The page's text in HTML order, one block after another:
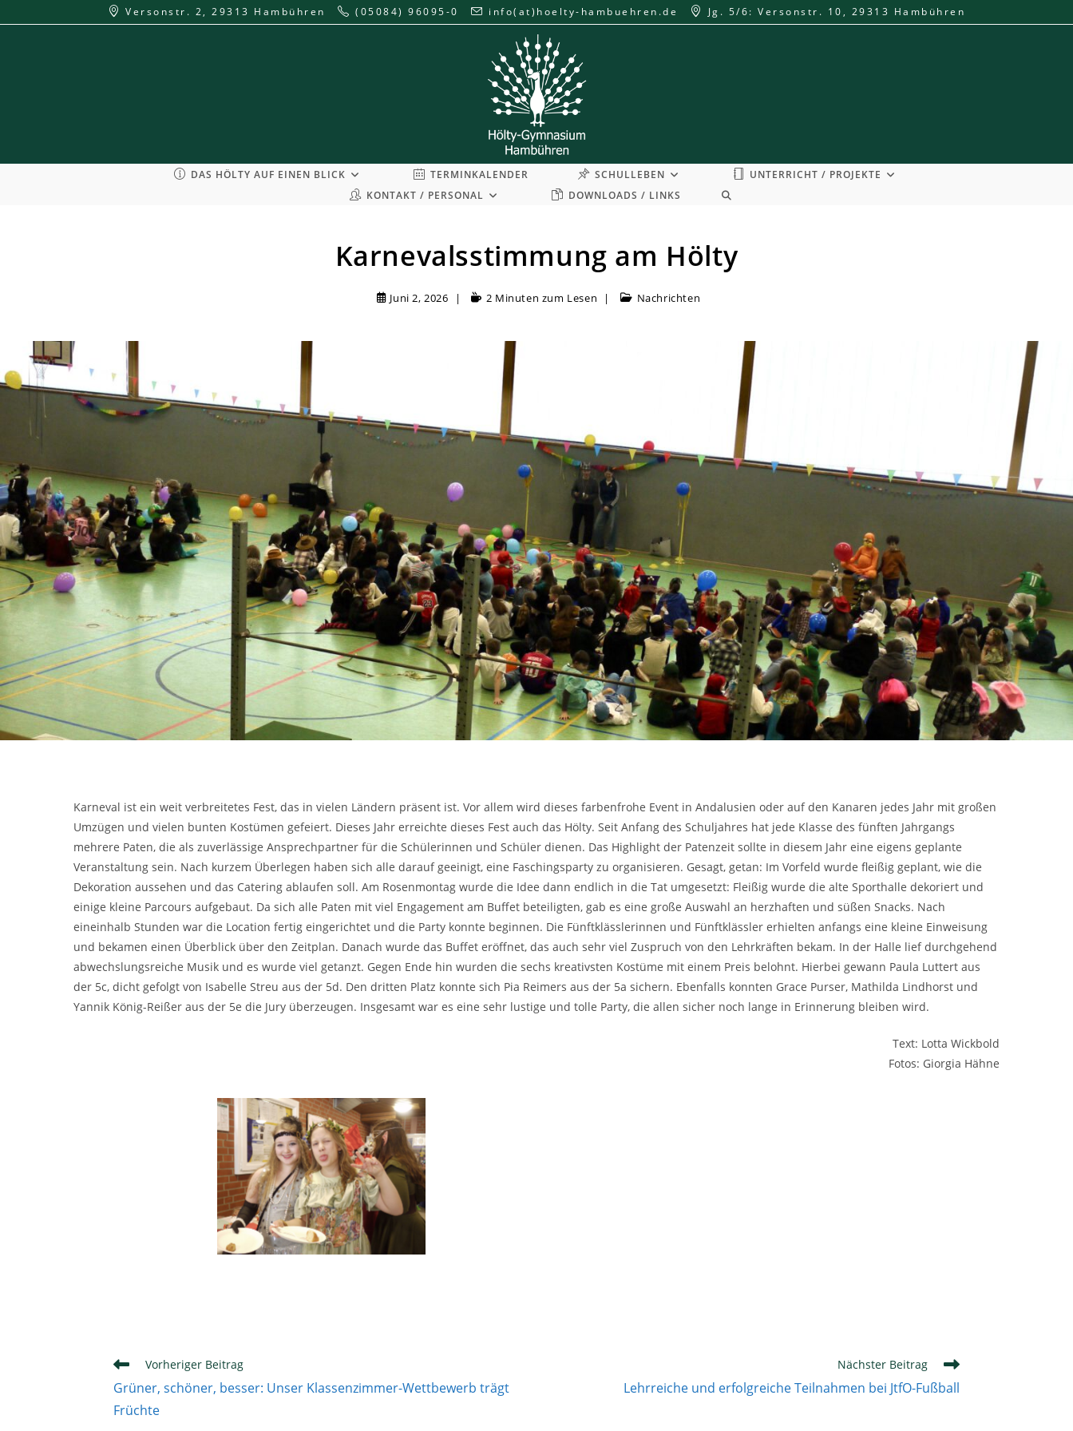
Inhalt
Versonstr. 2, 29313 Hambühren (05084) 96095-0 info(at)hoelty-hambuehren.de Jg. 5/6: Versonstr. 10, 29313 Hambühren
DAS HÖLTY AUF EINEN BLICK TERMINKALENDER SCHULLEBEN
UNTERRICHT / PROJEKTE
KONTAKT / PERSONAL
DOWNLOADS / LINKS
WEBSITE-
Karnevalsstimmung am Hölty
Juni 2, 2026 2 Minuten zum Lesen Nachrichten
Karneval ist ein weit verbreitetes Fest, das in vielen Ländern präsent ist. Vor allem wird dieses farbenfrohe Event in Andalusien oder auf den Kanaren jedes Jahr mit großen
Umzügen und vielen bunten Kostümen gefeiert. Dieses Jahr erreichte dieses Fest auch das Hölty. Seit Anfang des Schuljahres hat jede Klasse des fünften Jahrgangs
mehrere Paten, die als zuverlässige Ansprechpartner für die Schülerinnen und Schüler dienen. Das Highlight der Patenzeit sollte in diesem Jahr eine eigens geplante
Veranstaltung sein. Nach kurzem Überlegen haben sich alle darauf geeinigt, eine Faschingsparty zu organisieren. Gesagt, getan: Im Vorfeld wurde fleißig geplant, wie die
Dekoration aussehen und das Catering ablaufen soll. Am Rosenmontag wurde die Idee dann endlich in die Tat umgesetzt: Fleißig wurde die alte Sporthalle dekoriert und
einige kleine Parcours aufgebaut. Da sich alle Paten mit viel Engagement am Buffet beteiligten, gab es eine große Auswahl an herzhaften und süßen Snacks. Nach
eineinhalb Stunden war die Location fertig eingerichtet und die Party konnte beginnen. Die Fünftklässlerinnen und Fünftklässler erhielten anfangs eine kleine Einweisung
und bekamen einen Überblick über den Zeitplan. Danach wurde das Buffet eröffnet, das auch sehr viel Zuspruch von den Lehrkräften bekam. In der Halle lief durchgehend
abwechslungsreiche Musik und es wurde viel getanzt. Gegen Ende hin wurden die sechs kreativsten Kostüme mit einem Preis belohnt. Hierbei gewann Paula Luttert aus
der 5c, dicht gefolgt von Isabelle Streu aus der 5d. Den dritten Platz konnte sich Pia Reimers aus der 5a sichern. Ebenfalls konnten Grace Purser, Mathilda Lindhorst und
Yannik König-Reißer aus der 5e die Jury überzeugen. Insgesamt war es eine sehr lustige und tolle Party, die allen sicher noch lange in Erinnerung bleiben wird.
Text: Lotta Wickbold
Fotos: Giorgia Hähne
Weitere
ansehen
Vorheriger Beitrag
Grüner, schöner, besser: Unser Klassenzimmer-Wettbewerb trägt
Früchte
Nächster Beitrag
Lehrreiche und erfolgreiche Teilnahmen bei JtfO-Fußball